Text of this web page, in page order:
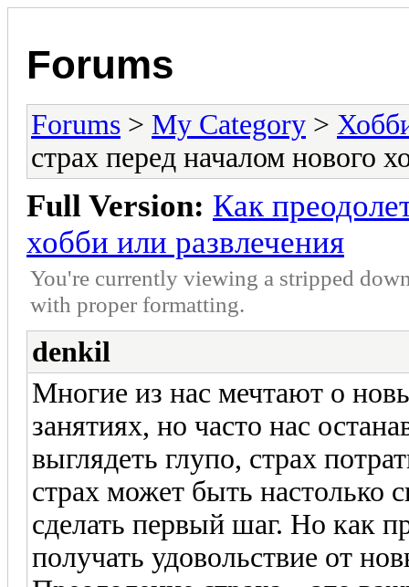
Forums
Forums > My Category >
страх перед началом нового
Full Version: Как
хобби или развлечения
You're currently viewing a stripped
with proper formatting.
denkil
Многие из нас мечтают о
занятиях, но часто нас
выглядеть глупо, страх
страх может быть
сделать первый шаг. Но как
получать удовольствие от